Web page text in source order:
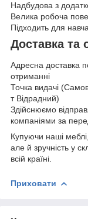
Надбудова з
Велика робоча
Підходить для
Доставка та
Адресна доставка
отриманні
Точка видачі
т Відрадний)
Здійснюємо
компаніями за
Купуючи наші
але й зручність у
всій країні.
Приховати